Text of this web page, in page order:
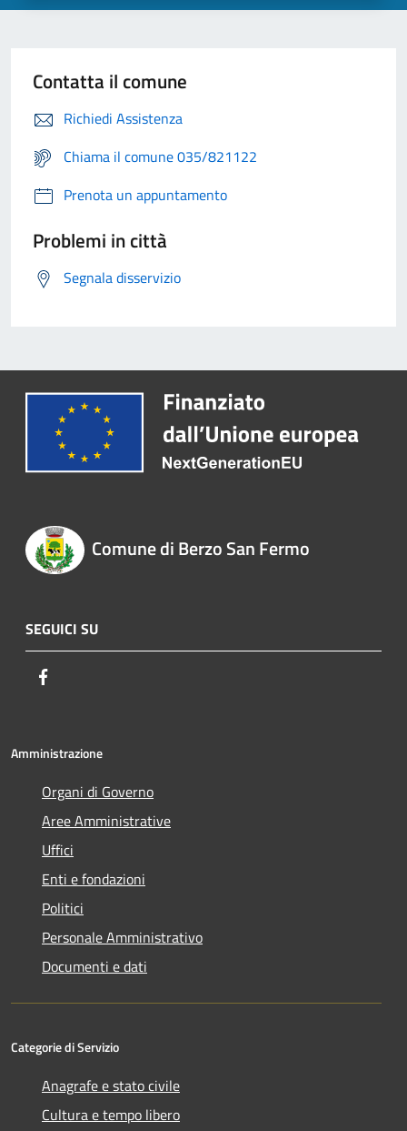
Contatta il comune
Richiedi Assistenza
Chiama il comune 035/821122
Prenota un appuntamento
Problemi in città
Segnala disservizio
Comune di Berzo San Fermo
SEGUICI SU
Amministrazione
Organi di Governo
Aree Amministrative
Uffici
Enti e fondazioni
Politici
Personale Amministrativo
Documenti e dati
Categorie di Servizio
Anagrafe e stato civile
Cultura e tempo libero